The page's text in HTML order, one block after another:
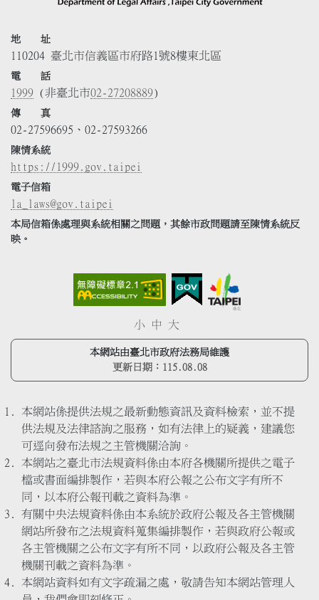
地 址
110204 臺北市信義區市府路1號8樓東北區
電 話
1999 (非臺北市02-27208889)
傳 真
02-27596695、02-27593266
陳情系統
https://1999.gov.taipei
電子信箱
la_laws@gov.taipei
本局信箱係處理與系統相關之問題，其餘市政問題請至陳情系統反
映。
小 中 大
本網站由臺北市政府法務局維護
更新日期： 115.08.08
本網站係提供法規之最新動態資訊及資料檢索，並不提
供法規及法律諮詢之服務，如有法律上的疑義，建議您
可逕向發布法規之主管機關洽詢。
本網站之臺北市法規資料係由本府各機關所提供之電子
檔或書面編排製作，若與本府公報之公布文字有所不
同，以本府公報刊載之資料為準。
有關中央法規資料係由本系統於政府公報及各主管機關
網站所發布之法規資料蒐集編排製作，若與政府公報或
各主管機關之公布文字有所不同，以政府公報及各主管
機關刊載之資料為準。
本網站資料如有文字疏漏之處，敬請告知本網站管理人